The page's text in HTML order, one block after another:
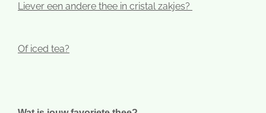
Liever een andere thee in cristal zakjes?
Of iced tea?